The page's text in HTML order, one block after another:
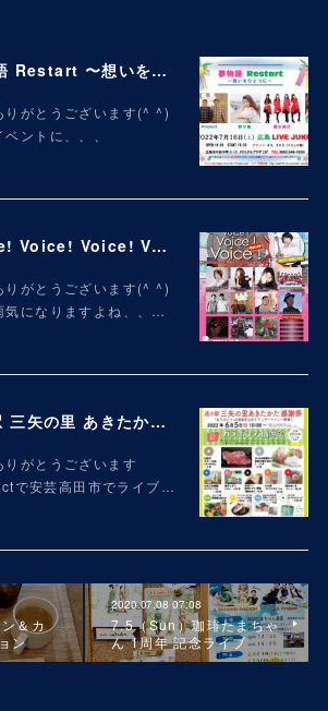
7.16（Sat）夢物語 Restart 〜想いをひとつに〜
りがとうございます(^ ^)
ントに、、、
6.18（Sat）Voice! Voice! Voice! Vol.49
りがとうございます(^ ^)
気になりますよね、、…
6.5（Sun）道の駅 三矢の里 あきたかた 2周年 感謝祭
がとうございます
で安芸高田市でライブ…
＆カ
ン
2020.07.08 07:08
7.5（Sun）珈琲たまちゃ
ん 1周年 記念ライブ